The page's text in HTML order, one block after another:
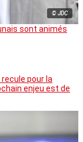
© JDC
sont animés
pour la
enjeu est de